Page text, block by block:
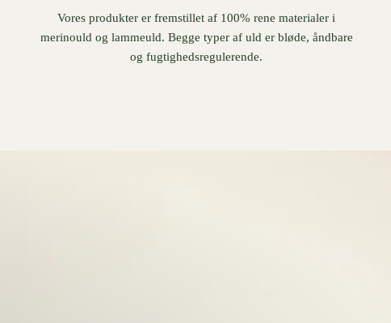
Vores produkter er fremstillet af 100% rene materialer i
merinould og lammeuld. Begge typer af uld er bløde, åndbare
og fugtighedsregulerende.